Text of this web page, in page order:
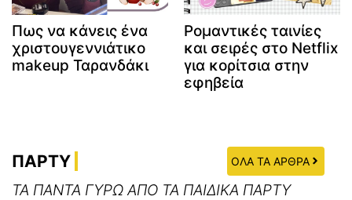
Πως να κάνεις ένα
χριστουγεννιάτικο
makeup Ταρανδάκι
Ρομαντικές ταινίες
και σειρές στο Netflix
για κορίτσια στην
εφηβεία
ΠΑΡΤΥ ΟΛΑ ΤΑ ΑΡΘΡΑ
ΤΑ ΠΑΝΤΑ ΓΥΡΩ ΑΠΟ ΤΑ ΠΑΙΔΙΚΑ ΠΑΡΤΥ